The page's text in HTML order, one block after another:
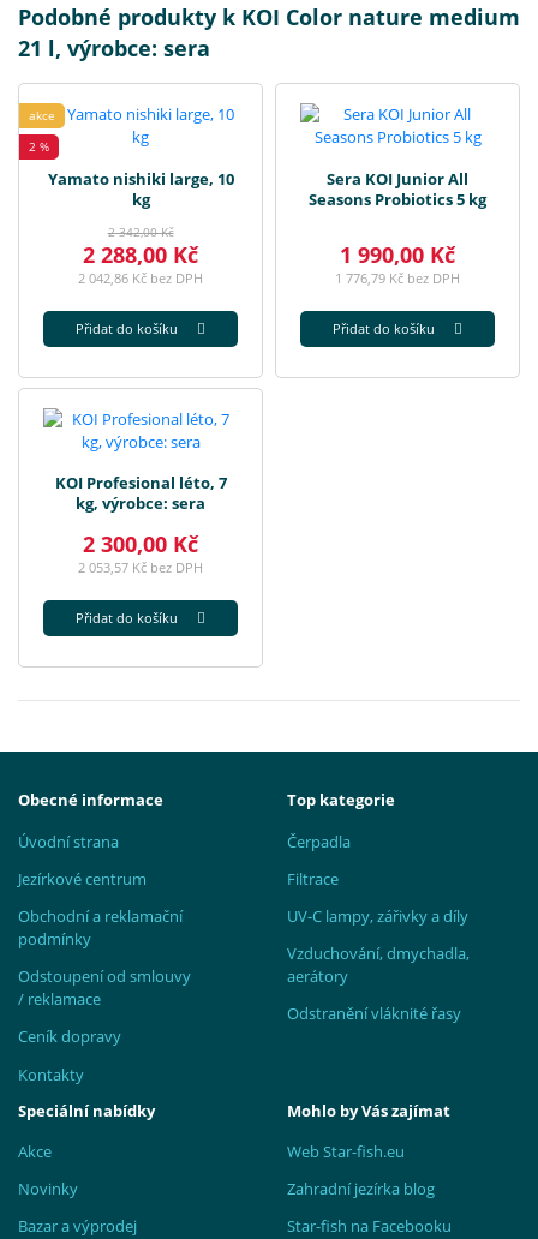
Podobné produkty k KOI Color nature medium
21 l, výrobce: sera
akce
2 %
Yamato nishiki large, 10
kg
2 342,00 Kč
2 288,00 Kč
2 042,86 Kč bez DPH
Přidat do košíku
Sera KOI Junior All
Seasons Probiotics 5 kg
1 990,00 Kč
1 776,79 Kč bez DPH
Přidat do košíku
KOI Profesional léto, 7
kg, výrobce: sera
2 300,00 Kč
2 053,57 Kč bez DPH
Přidat do košíku
Obecné informace
Úvodní strana
Jezírkové centrum
Obchodní a reklamační
podmínky
Odstoupení od smlouvy
/ reklamace
Ceník dopravy
Kontakty
Top kategorie
Čerpadla
Filtrace
UV-C lampy, zářivky a díly
Vzduchování, dmychadla,
aerátory
Odstranění vláknité řasy
Speciální nabídky
Akce
Novinky
Bazar a výprodej
Mohlo by Vás zajímat
Web Star-fish.eu
Zahradní jezírka blog
Star-fish na Facebooku